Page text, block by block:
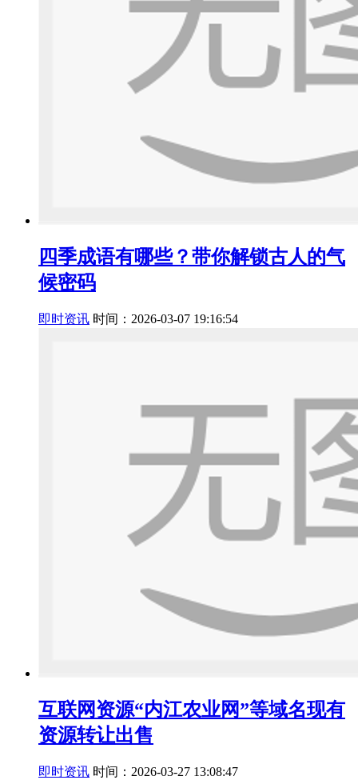
四季成语有哪些？带你解锁古人的气
候密码
即时资讯 时间：2026-03-07 19:16:54
互联网资源“内江农业网”等域名现有
资源转让出售
即时资讯 时间：2026-03-27 13:08:47